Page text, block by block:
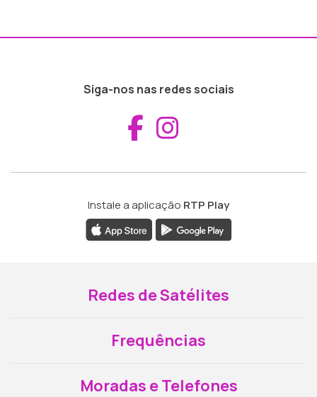
Siga-nos nas redes sociais
Aceder ao
Instale a aplicação RTP Play
Redes de Satélites
Frequências
Moradas e Telefones